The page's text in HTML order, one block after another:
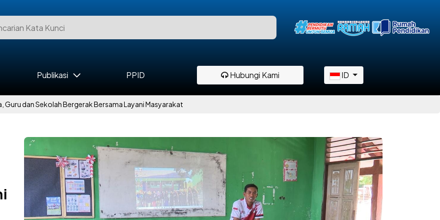
Publikasi PPID Hubungi Kami ID
Guru dan Sekolah Bergerak Bersama Layani Masyarakat